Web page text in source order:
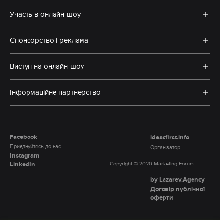
Участь в онлайн-шоу
Спонсорство і реклама
Виступ на онлайн-шоу
Інформаційне партнерство
Facebook
Приєднуйтесь до нас
Instagram
LinkedIn
ideasfirst.info
Організатор
Copyright © 2020 Marketing Forum
by Lazarev.Agency
Договір публічної
оферти